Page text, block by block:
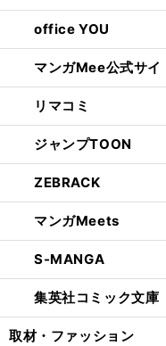
office YOU
マンガMee公式サイ
リマコミ
ジャンプTOON
ZEBRACK
マンガMeets
S-MANGA
集英社コミック文庫
取材・ファッション